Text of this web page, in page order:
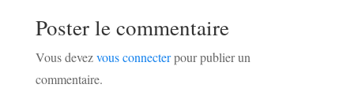
Poster le commentaire
Vous devezvous connecterpour publier un
commentaire.